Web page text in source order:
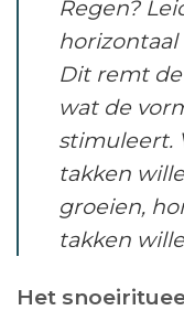
Regen?
horizontaal
Dit remt
wat de
stimuleert.
takken
groeien,
takken
Het